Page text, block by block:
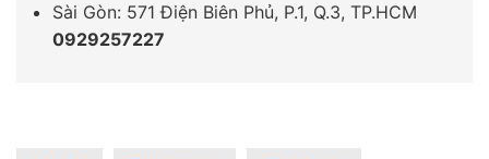
Sài Gòn: 571 Điện Biên Phủ, P.1, Q.3, TP.HCM
0929257227